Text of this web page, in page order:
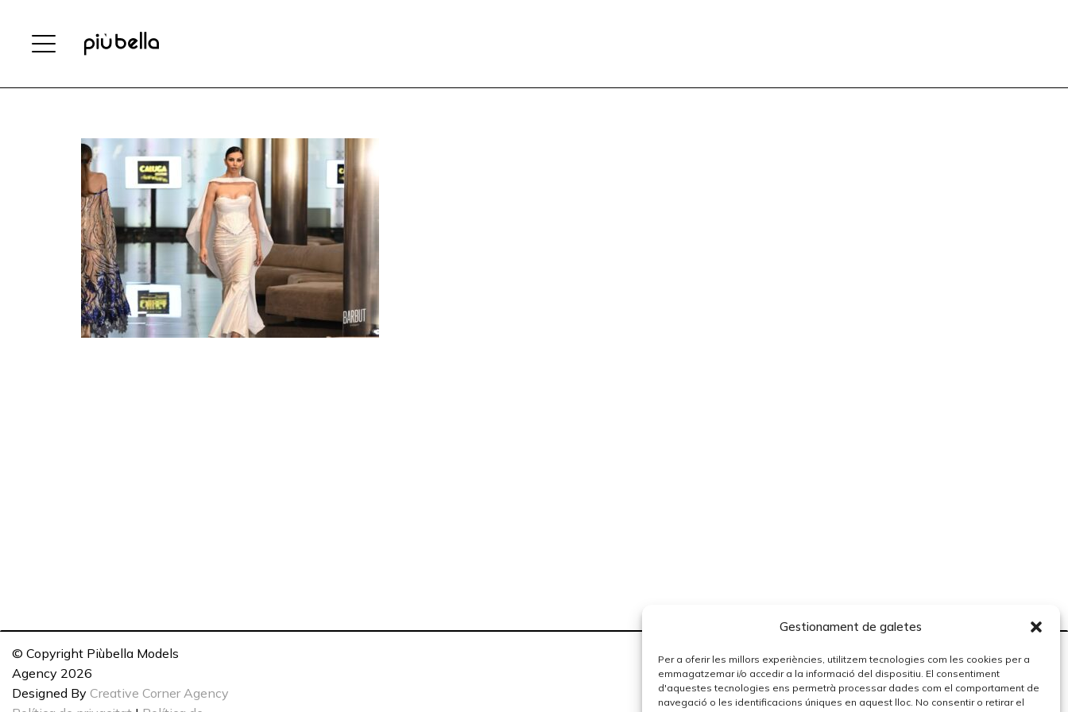
Gestionament de galetes
Per a oferir les millors experiències, utilitzem tecnologies com les cookies per a
emmagatzemar i/o accedir a la informació del dispositiu. El consentiment
d'aquestes tecnologies ens permetrà processar dades com el comportament de
navegació o les identificacions úniques en aquest lloc. No consentir o retirar el
© Copyright Piùbella Models
Agency 2026
Designed By Creative Corner Agency